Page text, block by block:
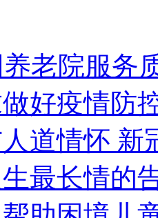
老院服务
好疫情防
道情怀 新
最长情的